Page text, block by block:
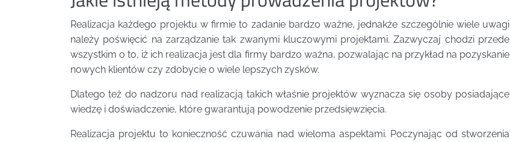
Realizacja każdego projektu w firmie to zadanie bardzo ważne, jednakże szczególnie wiele uwagi
należy poświęcić na zarządzanie tak zwanymi kluczowymi projektami. Zazwyczaj chodzi przede
wszystkim o to, iż ich realizacja jest dla firmy bardzo ważna, pozwalając na przykład na pozyskanie
nowych klientów czy zdobycie o wiele lepszych zysków.
Dlatego też do nadzoru nad realizacją takich właśnie projektów wyznacza się osoby posiadające
wiedzę i doświadczenie, które gwarantują powodzenie przedsięwzięcia.
Realizacja projektu to konieczność czuwania nad wieloma aspektami. Poczynając od stworzenia